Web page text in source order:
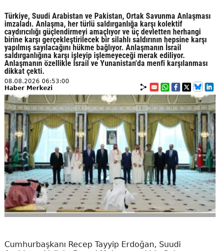
Türkiye, Suudi Arabistan ve Pakistan, Ortak Savunma Anlaşması
imzaladı. Anlaşma, her türlü saldırganlığa karşı kolektif
caydırıcılığı güçlendirmeyi amaçlıyor ve üç devletten herhangi
birine karşı gerçekleştirilecek bir silahlı saldırının hepsine karşı
yapılmış sayılacağını hükme bağlıyor. Anlaşmanın İsrail
saldırganlığına karşı işleyip işlemeyeceği merak ediliyor.
Anlaşmanın özellikle İsrail ve Yunanistan'da menfi karşılanması
dikkat çekti.
08.08.2026 06:53:00
Haber Merkezi
Cumhurbaşkanı Recep Tayyip Erdoğan, Suudi